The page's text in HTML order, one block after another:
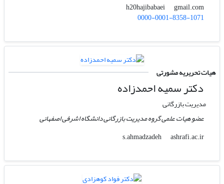
h20hajibabaei
gmail.com
0000-0001-8358-1071
هیات تحریریه مشورتی
دکتر سمیه احمدزاده
مدیریت بازرگانی
عضو هیات علمی گروه مدیریت بازرگانی دانشگاه اشرفی اصفهانی
s.ahmadzadeh
ashrafi.ac.ir